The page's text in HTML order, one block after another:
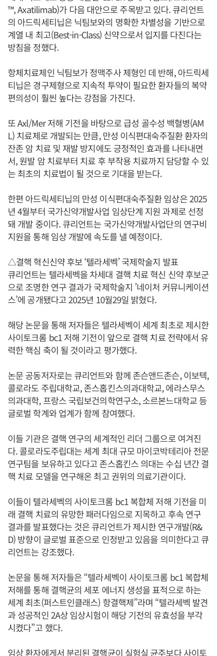
™, Axatilimab)가 다음 대안으로 주목받고 있다. 큐리언트
의 아드릭세티닙은 닉팀보와의 명확한 차별성을 기반으로
계열 내 최고(Best-in-Class) 신약으로서 입지를 다진다는
방침을 정했다.
항체치료제인 닉팀보가 정맥주사 제형인 데 반해, 아드릭세
티닙은 경구제형으로 지속적 투약이 필요한 환자들의 복약
편의성이 훨씬 높다는 강점을 가진다.
또 Axl/Mer 저해 기전을 바탕으로 급성 골수성 백혈병(AM
L) 치료제로 개발되는 만큼, 만성 이식편대숙주질환 환자의
잔존 암 치료 및 재발 방지에도 긍정적인 효과를 나타내면
서, 원발 암 치료부터 치료 후 부작용 치료까지 담당할 수 있
는 최초의 치료법이 될 것으로 기대을 받는다.
한편 아드릭세티닙의 만성 이식편대숙주질환 임상은 2025
년 4월부터 국가신약개발사업 임상단계 지원 과제로 선정
돼 개발 중이다. 큐리언트는 국가신약개발사업단의 연구비
지원을 통해 임상 개발에 속도를 낼 예정이다.
△결핵 혁신신약 후보 ‘텔라세벡’ 국제학술지 발표
큐리언트는 텔라세벡을 차세대 결핵 치료 혁신 신약 후보군
으로 조명한 연구 결과가 국제학술지 ’네이처 커뮤니케이션
스’에 공개됐다고 2025년 10월29일 밝혔다.
해당 논문을 통해 저자들은 텔라세벡이 세계 최초로 제시한
사이토크롬 bc1 저해 기전이 앞으로 결핵 치료 전략에서 유
력한 핵심 축이 될 것이라고 평가했다.
논문 공동저자로는 큐리언트와 함께 존슨앤드존슨, 이보텍,
콜로라도 주립대학교, 존스홉킨스의과대학교, 에라스무스
의과대학, 프랑스 국립보건의학연구소, 소르본느대학교 등
글로벌 학계와 업계가 함께 참여했다.
이들 기관은 결핵 연구의 세계적인 리더 그룹으로 여겨진
다. 콜로라도주립대는 세계 최대 규모 마이코박테리아 전문
연구팀을 보유하고 있다고 존스홉킨스 의대는 수십 년간 결
핵 치료 모델을 연구해온 최고 권위의 의료기관이다.
이들이 텔라세벡의 사이토크롬 bc1 복합체 저해 기전을 미
래 결핵 치료의 유망한 패러다임으로 지목하고 후속 연구
결과를 발표했다는 것은 큐리언트가 제시한 연구개발(R&
D) 방향이 글로벌 표준으로 인정받고 있음을 의미한다고 큐
리언트는 강조했다.
논문을 통해 저자들은 “텔라세벡이 사이토크롬 bc1 복합체
저해를 통해 결핵균의 세포 에너지 생성을 표적으로 하는
세계 최초(퍼스트인클래스) 항결핵제”라며 “텔라세벡 발견
과 성공적인 2A상 임상시험이 해당 기전의 유효성을 부각
시켰다”고 했다.
임상 환자에게서 분리된 결핵균이 실험실 균주보다 사이토